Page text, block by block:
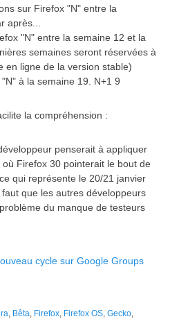
sur Firefox "N" entre la
après...
"N" entre la semaine 12 et la
semaines seront réservées à
en ligne de la version stable)
à la semaine 19. N+1 9
la compréhension :
penserait à appliquer
Firefox 30 pointerait le bout de
qui représente le 20/21 janvier
que les autres développeurs
du manque de testeurs
cycle sur Google Groups
, Bêta, Firefox, Firefox OS, Gecko,